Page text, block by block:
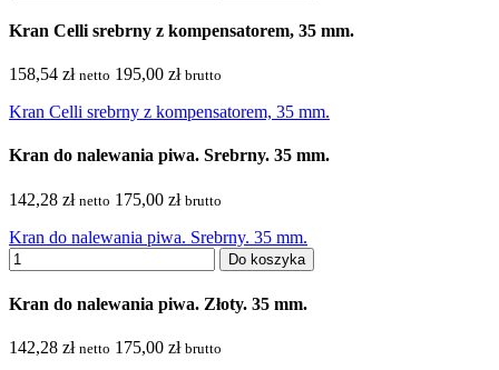
Kran Celli srebrny z kompensatorem, 35 mm.
158,54 zł netto 195,00 zł brutto
Kran Celli srebrny z kompensatorem, 35 mm.
Kran do nalewania piwa. Srebrny. 35 mm.
142,28 zł netto 175,00 zł brutto
Kran do nalewania piwa. Srebrny. 35 mm.
Do koszyka
Kran do nalewania piwa. Złoty. 35 mm.
142,28 zł netto 175,00 zł brutto